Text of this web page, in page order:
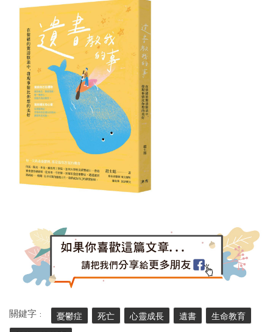
關鍵字 : 憂鬱症 死亡 心靈成長 遺書 生命教育